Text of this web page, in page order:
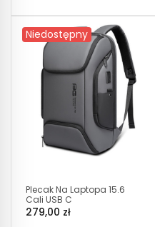
Niedostępny
Plecak Na Laptopa 15.6
Cali USB C
Wodoodporny Szary
(I185)
279,00 zł